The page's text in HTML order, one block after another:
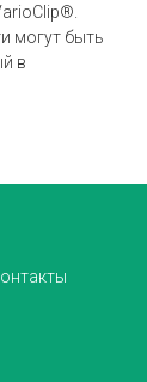
могут быть
в